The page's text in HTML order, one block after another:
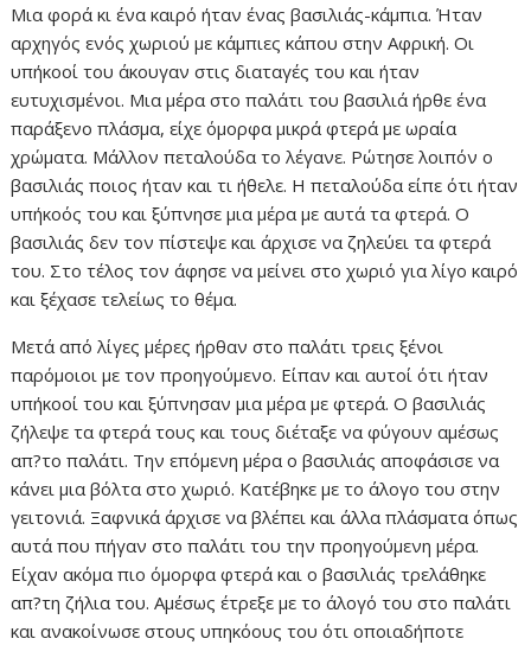
Μια φορά κι ένα καιρό ήταν ένας βασιλιάς-κάμπια. Ήταν
αρχηγός ενός χωριού με κάμπιες κάπου στην Αφρική. Οι
υπήκοοί του άκουγαν στις διαταγές του και ήταν
ευτυχισμένοι. Μια μέρα στο παλάτι του βασιλιά ήρθε ένα
παράξενο πλάσμα, είχε όμορφα μικρά φτερά με ωραία
χρώματα. Μάλλον πεταλούδα το λέγανε. Ρώτησε λοιπόν ο
βασιλιάς ποιος ήταν και τι ήθελε. Η πεταλούδα είπε ότι ήταν
υπήκοός του και ξύπνησε μια μέρα με αυτά τα φτερά. Ο
βασιλιάς δεν τον πίστεψε και άρχισε να ζηλεύει τα φτερά
του. Στο τέλος τον άφησε να μείνει στο χωριό για λίγο καιρό
και ξέχασε τελείως το θέμα.
Μετά από λίγες μέρες ήρθαν στο παλάτι τρεις ξένοι
παρόμοιοι με τον προηγούμενο. Είπαν και αυτοί ότι ήταν
υπήκοοί του και ξύπνησαν μια μέρα με φτερά. Ο βασιλιάς
ζήλεψε τα φτερά τους και τους διέταξε να φύγουν αμέσως
απ?το παλάτι. Την επόμενη μέρα ο βασιλιάς αποφάσισε να
κάνει μια βόλτα στο χωριό. Κατέβηκε με το άλογο του στην
γειτονιά. Ξαφνικά άρχισε να βλέπει και άλλα πλάσματα όπως
αυτά που πήγαν στο παλάτι του την προηγούμενη μέρα.
Είχαν ακόμα πιο όμορφα φτερά και ο βασιλιάς τρελάθηκε
απ?τη ζήλια του. Αμέσως έτρεξε με το άλογό του στο παλάτι
και ανακοίνωσε στους υπηκόους του ότι οποιαδήποτε